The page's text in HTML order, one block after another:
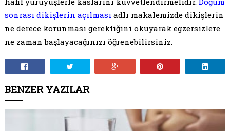
sonrası dikişlerin açılması adlı makalemizde dikişlerin
ne derece korunması gerektiğini okuyarak egzersizlere
ne zaman başlayacağınızı öğrenebilirsiniz.
BENZER YAZILAR